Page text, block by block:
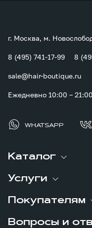
Каталог
Услуги
Покупателям
Вопросы и
г. Москва, м.
8 (495) 741-17-99 8
sale@hair-boutique.ru
Ежедневно 10:00 – 21:00
WHATSAPP